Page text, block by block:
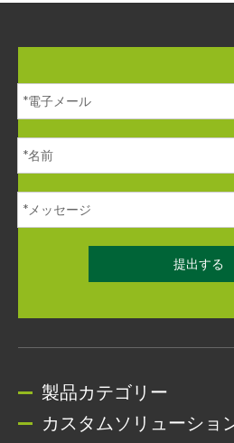
提出する
製品カテゴリー
カスタムソリューショ